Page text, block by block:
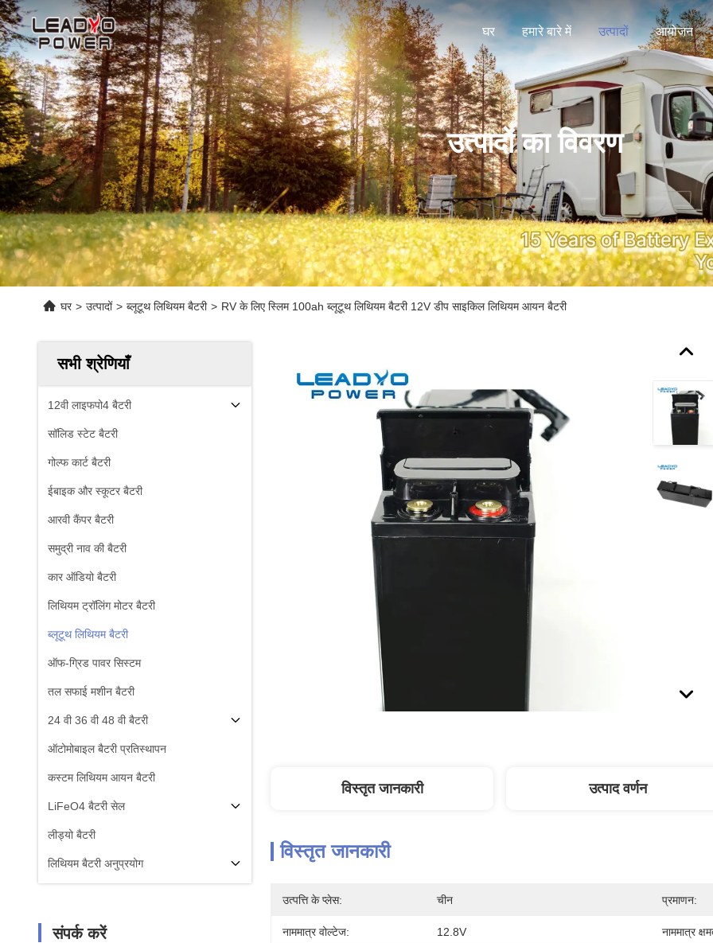
घर हमारे बारे में उत्पादों आयोजन
उत्पादों का विवरण
घर > उत्पादों > ब्लूटूथ लिथियम बैटरी > RV के लिए स्लिम 100ah ब्लूटूथ लिथियम बैटरी 12V डीप साइकिल लिथियम आयन बैटरी
सभी श्रेणियाँ
12वी लाइफपो4 बैटरी
सॉलिड स्टेट बैटरी
गोल्फ कार्ट बैटरी
ईबाइक और स्कूटर बैटरी
आरवी कैंपर बैटरी
समुद्री नाव की बैटरी
कार ऑडियो बैटरी
लिथियम ट्रॉलिंग मोटर बैटरी
ब्लूटूथ लिथियम बैटरी
ऑफ-ग्रिड पावर सिस्टम
तल सफाई मशीन बैटरी
24 वी 36 वी 48 वी बैटरी
ऑटोमोबाइल बैटरी प्रतिस्थापन
कस्टम लिथियम आयन बैटरी
LiFeO4 बैटरी सेल
लीड्यो बैटरी
लिथियम बैटरी अनुप्रयोग
संपर्क करें
विस्तृत जानकारी उत्पाद वर्णन
विस्तृत जानकारी
उत्पत्ति के प्लेस: चीन प्रमाणन:
नाममात्र वोल्टेज: 12.8V नाममात्र